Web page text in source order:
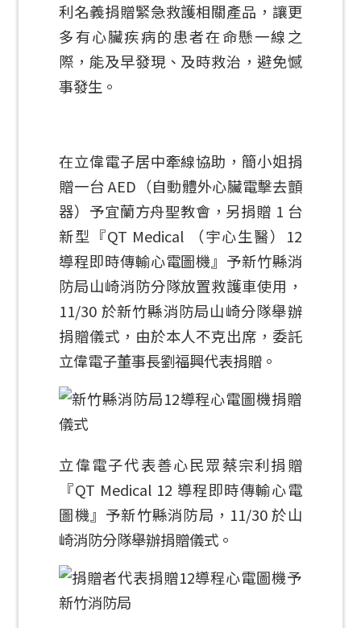
利名義捐贈緊急救護相關產品，讓更
多有心臟疾病的患者在命懸一線之
際，能及早發現、及時救治，避免憾
事發生。
在立偉電子居中牽線協助，簡小姐捐
贈一台 AED（自動體外心臟電擊去顫
器）予宜蘭方舟聖教會，另捐贈 1 台
新型『QT Medical （宇心生醫）12
導程即時傳輸心電圖機』予新竹縣消
防局山崎消防分隊放置救護車使用，
11/30 於新竹縣消防局山崎分隊舉辦
捐贈儀式，由於本人不克出席，委託
立偉電子董事長劉福興代表捐贈。
立偉電子代表善心民眾蔡宗利捐贈
『QT Medical 12 導程即時傳輸心電
圖機』予新竹縣消防局，11/30 於山
崎消防分隊舉辦捐贈儀式。